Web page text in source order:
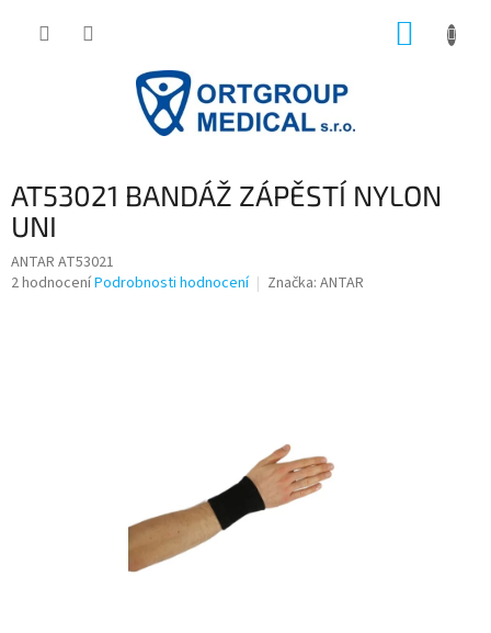
AT53021 BANDÁŽ ZÁPĚSTÍ NYLON
UNI
ANTAR AT53021
Průměrné
2 hodnoceníPodrobnosti hodnocení Značka: ANTAR